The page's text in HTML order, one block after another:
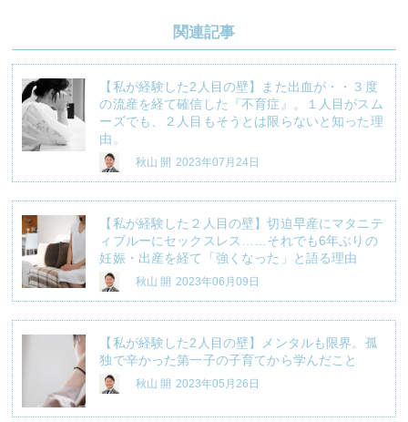
関連記事
【私が経験した2人目の壁】また出血が・・３度
の流産を経て確信した『不育症』。１人目がスム
ーズでも、２人目もそうとは限らないと知った理
由。
秋山 開 2023年07月24日
【私が経験した２人目の壁】切迫早産にマタニテ
ィブルーにセックスレス……それでも6年ぶりの
妊娠・出産を経て「強くなった」と語る理由
秋山 開 2023年06月09日
【私が経験した2人目の壁】メンタルも限界。孤
独で辛かった第一子の子育てから学んだこと
秋山 開 2023年05月26日